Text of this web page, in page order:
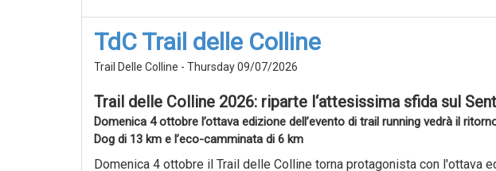
TdC Trail delle Colline
Trail Delle Colline - Thursday 09/07/2026
Trail delle Colline 2026: riparte l‘attesissima sfida sul
Domenica 4 ottobre l’ottava edizione dell’evento di trail running vedrà il
Dog di 13 km e l’eco-camminata di 6 km
Domenica 4 ottobre il Trail delle Colline torna protagonista con